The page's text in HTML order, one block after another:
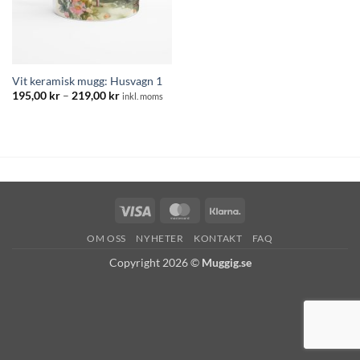
Vit keramisk mugg: Husvagn 1
195,00 kr – 219,00 krPrisintervall:
inkl. moms
Visa MasterCard
OM OSS NYHETER KONTAKT FAQ
Copyright 2026 © Muggig.se